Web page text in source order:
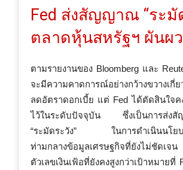
Fed ส่งสัญญาณ “ระมั
ตลาดหุ้นสหรัฐฯ ผันผ
ตามรายงานของ Bloomberg และ
จะมีความคาดการณ์อย่างกว้างขวางเกี่
ลดอัตราดอกเบี้ย แต่ Fed ได้ตัดสินใจค
ไว้ในระดับปัจจุบัน ซึ่งเป็นการส่งสั
“ระมัดระวัง” ในการดำเนินนโยบา
ท่ามกลางข้อมูลเศรษฐกิจที่ยังไม่ชัดเ
ตัวเลขเงินเฟ้อที่ยังคงสูงกว่าเป้าหมายที่